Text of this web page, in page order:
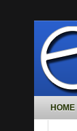
HOME